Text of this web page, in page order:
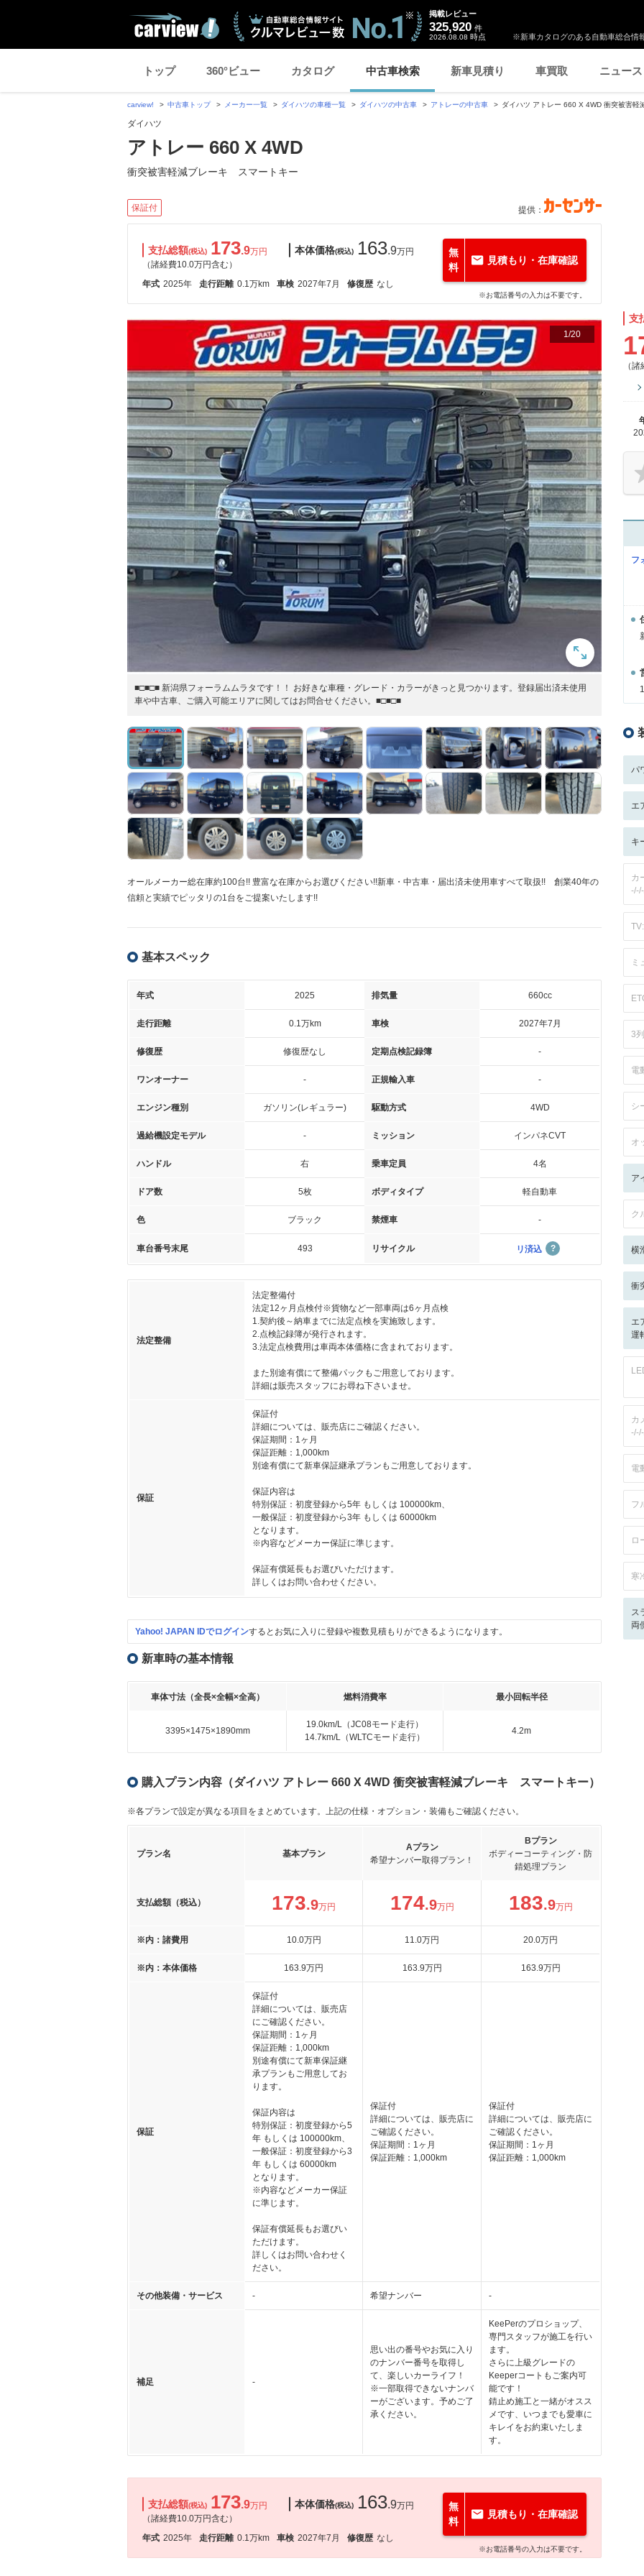
※新車カタログのある自動車総合情
掲載レビュー
325,920 件
2026.08.08 時点
トップ 360°ビュー カタログ 中古車検索 新車見積り 車買取 ニュース
carview! 中古車トップ メーカー一覧 ダイハツの車種一覧 ダイハツの中古車 アトレーの中古車 ダイハツ アトレー 660 X 4WD 衝突被害
ダイハツ
アトレー 660 X 4WD
衝突被害軽減ブレーキ スマートキー
保証付 提供：
支払総額(税込) 173.9万円
（諸経費10.0万円含む）
本体価格(税込) 163.9万円
年式 2025年 走行距離 0.1万km 車検 2027年7月 修復歴 なし
無
料
見積もり・在庫確認
※お電話番号の入力は不要です。
1/20
■□■□■ 新潟県フォーラムムラタです！！ お好きな車種・グレード・カラーがきっと見つかります。登録届出済未使用
車や中古車、ご購入可能エリアに関してはお問合せください。■□■□■
オールメーカー総在庫約100台!! 豊富な在庫からお選びください!!新車・中古車・届出済未使用車すべて取扱!! 創業40年の
信頼と実績でピッタリの1台をご提案いたします!!
基本スペック
年式 2025 排気量 660cc
走行距離 0.1万km 車検 2027年7月
修復歴 修復歴なし 定期点検記録簿 -
ワンオーナー - 正規輸入車 -
エンジン種別 ガソリン(レギュラー) 駆動方式 4WD
過給機設定モデル - ミッション インパネCVT
ハンドル 右 乗車定員 4名
ドア数 5枚 ボディタイプ 軽自動車
色 ブラック 禁煙車 -
車台番号末尾 493 リサイクル リ済込
法定整備
法定整備付
法定12ヶ月点検付※貨物など一部車両は6ヶ月点検
1.契約後～納車までに法定点検を実施致します。
2.点検記録簿が発行されます。
3.法定点検費用は車両本体価格に含まれております。
また別途有償にて整備パックもご用意しております。
詳細は販売スタッフにお尋ね下さいませ。
保証
保証付
詳細については、販売店にご確認ください。
保証期間：1ヶ月
保証距離：1,000km
別途有償にて新車保証継承プランもご用意しております。
保証内容は
特別保証：初度登録から5年 もしくは 100000km、
一般保証：初度登録から3年 もしくは 60000km
となります。
※内容などメーカー保証に準じます。
保証有償延長もお選びいただけます。
詳しくはお問い合わせください。
Yahoo! JAPAN IDでログインするとお気に入りに登録や複数見積もりができるようになります。
新車時の基本情報
車体寸法（全長×全幅×全高） 燃料消費率 最小回転半径
3395×1475×1890mm
19.0km/L（JC08モード走行）
14.7km/L（WLTCモード走行）
4.2m
購入プラン内容（ダイハツ アトレー 660 X 4WD 衝突被害軽減ブレーキ スマートキー）
※各プランで設定が異なる項目をまとめています。上記の仕様・オプション・装備もご確認ください。
プラン名 基本プラン
Aプラン
希望ナンバー取得プラン！
Bプラン
ボディーコーティング・防
錆処理プラン
支払総額（税込） 173.9万円 174.9万円 183.9万円
※内：諸費用 10.0万円 11.0万円 20.0万円
※内：本体価格 163.9万円 163.9万円 163.9万円
保証
保証付
詳細については、販売店
にご確認ください。
保証期間：1ヶ月
保証距離：1,000km
別途有償にて新車保証継
承プランもご用意してお
ります。
保証内容は
特別保証：初度登録から5
年 もしくは 100000km、
一般保証：初度登録から3
年 もしくは 60000km
となります。
※内容などメーカー保証
に準じます。
保証有償延長もお選びい
ただけます。
詳しくはお問い合わせく
ださい。
保証付
詳細については、販売店に
ご確認ください。
保証期間：1ヶ月
保証距離：1,000km
保証付
詳細については、販売店に
ご確認ください。
保証期間：1ヶ月
保証距離：1,000km
その他装備・サービス - 希望ナンバー -
補足 -
思い出の番号やお気に入り
のナンバー番号を取得し
て、楽しいカーライフ！
※一部取得できないナンバ
ーがございます。予めご了
承ください。
KeePerのプロショップ、
専門スタッフが施工を行い
ます。
さらに上級グレードの
Keeperコートもご案内可
能です！
錆止め施工と一緒がオスス
メです、いつまでも愛車に
キレイをお約束いたしま
す。
支払総額(税込) 173.9万円
（諸経費10.0万円含む）
本体価格(税込) 163.9万円
年式 2025年 走行距離 0.1万km 車検 2027年7月 修復歴 なし
無
料
見積もり・在庫確認
※お電話番号の入力は不要です。
支
（
フ
パ
エ
キ
カ
ミ
3
電
シ
オ
ア
ク
横
衝
エ
運
カ
電
フ
ロ
寒
ス
両